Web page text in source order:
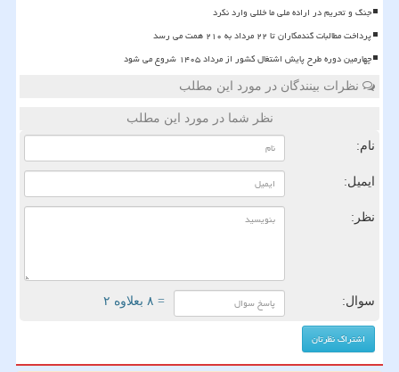
جنگ و تحریم در اراده ملی ما خللی وارد نکرد
پرداخت مطالبات گندمکاران تا ۲۲ مرداد به ۲۱۰ همت می رسد
چهارمین دوره طرح پایش اشتغال کشور از مرداد ۱۴۰۵ شروع می شود
نظرات بینندگان در مورد این مطلب
نظر شما در مورد این مطلب
نام:
ایمیل:
نظر:
سوال: = ۸ بعلاوه ۲